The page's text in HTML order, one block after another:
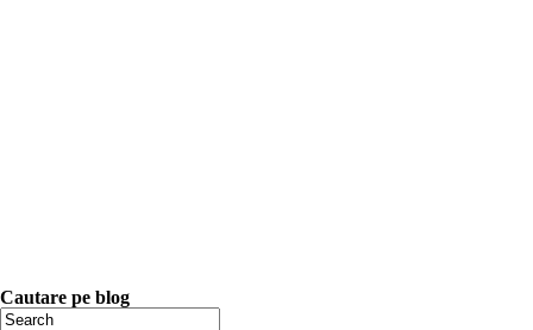
Cautare pe blog